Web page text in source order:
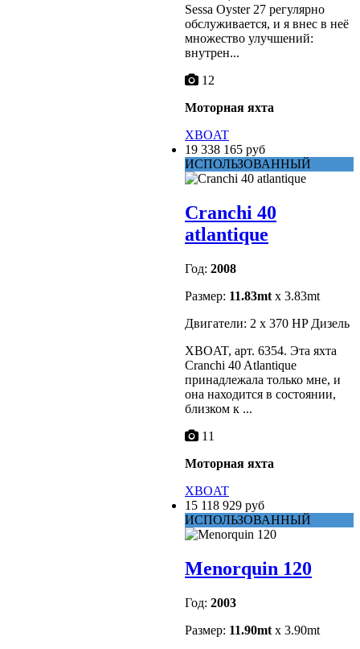
Sessa Oyster 27 регулярно
обслуживается, и я внес в неё
множество улучшений:
внутрен...
12
Моторная яхта
XBOAT
19 338 165 руб
ИСПОЛЬЗОВАННЫЙ
Cranchi 40
atlantique
Год: 2008
Размер: 11.83mt x 3.83mt
Двигатели: 2 x 370 HP Дизель
XBOAT, арт. 6354. Эта яхта
Cranchi 40 Atlantique
принадлежала только мне, и
она находится в состоянии,
близком к ...
11
Моторная яхта
XBOAT
15 118 929 руб
ИСПОЛЬЗОВАННЫЙ
Menorquin 120
Год: 2003
Размер: 11.90mt x 3.90mt